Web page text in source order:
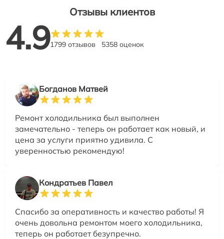
Отзывы клиентов
4.91799 отзывов 5358 оценок
Богданов Матвей
Ремонт холодильника был выполнен
замечательно - теперь он работает как новый, и
цена за услуги приятно удивила. С
уверенностью рекомендую!
Кондратьев Павел
Спасибо за оперативность и качество работы! Я
очень довольна ремонтом моего холодильника,
теперь он работает безупречно.